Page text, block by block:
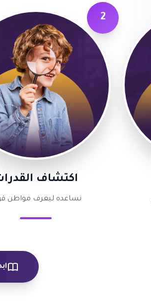
2
اكتشاف
نساعده ليعرف مواطن